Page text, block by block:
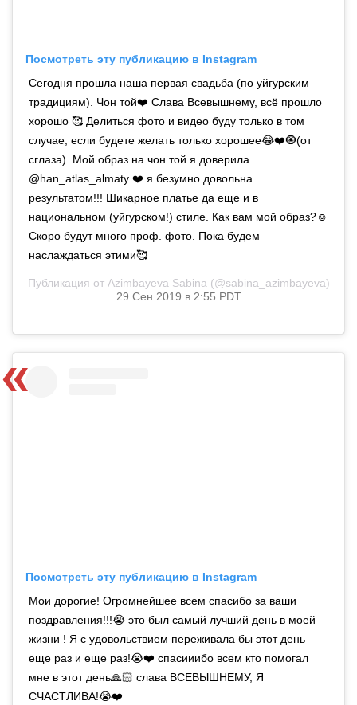
Посмотреть эту публикацию в Instagram
Сегодня прошла наша первая свадьба (по уйгурским
традициям). Чон той❤️ Слава Всевышнему, всё прошло
хорошо 🥰 Делиться фото и видео буду только в том
случае, если будете желать только хорошее😂❤️🧿(от
сглаза). Мой образ на чон той я доверила
@han_atlas_almaty ❤️ я безумно довольна
результатом!!! Шикарное платье да еще и в
национальном (уйгурском!) стиле. Как вам мой образ?☺️
Скоро будут много проф. фото. Пока будем
наслаждаться этими🥰
Публикация от Azimbayeva Sabina️️ (@sabina_azimbayeva)
29 Сен 2019 в 2:55 PDT
Посмотреть эту публикацию в Instagram
Мои дорогие! Огромнейшее всем спасибо за ваши
поздравления!!!😭 это был самый лучший день в моей
жизни ! Я с удовольствием переживала бы этот день
еще раз и еще раз!😭❤️ спасииибо всем кто помогал
мне в этот день🙏🏻 слава ВСЕВЫШНЕМУ, Я
СЧАСТЛИВА!😭❤️